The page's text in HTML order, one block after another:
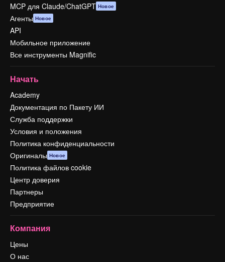
MCP для Claude/ChatGPT Новое
Агенты Новое
API
Мобильное приложение
Все инструменты Magnific
Начать
Academy
Документация по Пакету ИИ
Служба поддержки
Условия и положения
Политика конфиденциальности
Оригиналы Новое
Политика файлов cookie
Центр доверия
Партнеры
Предприятие
Компания
Цены
О нас